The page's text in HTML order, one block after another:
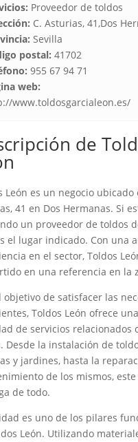
Proveedor de toldos
C. Asturias, 41,Dos
Sevilla
postal: 41702
955 67 94 71
web:
www.toldosgarcialeon.es/
de
León es un negocio ubicado
41 en Dos Hermanas. Si
un proveedor de toldos
el lugar indicado. Con una
en el sector, Toldos
en una referencia en la
objetivo de satisfacer las
Toldos León ofrece
de servicios relacionados
Desde la instalación de
y jardines, hasta la
de los mismos, este
de todo.
es uno de los pilares
León. Utilizando